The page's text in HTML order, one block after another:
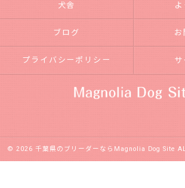
犬舎
ブログ お
プライバシーポリシー サ
© 2026 千葉県のブリーダーならMagnolia Dog Site